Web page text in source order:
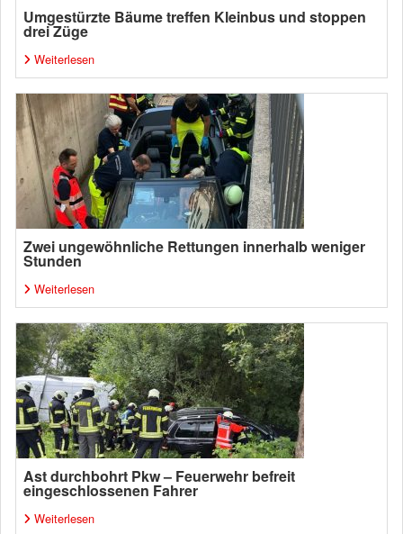
Umgestürzte Bäume treffen Kleinbus und stoppen
drei Züge
Weiterlesen
Zwei ungewöhnliche Rettungen innerhalb weniger
Stunden
Weiterlesen
Ast durchbohrt Pkw – Feuerwehr befreit
eingeschlossenen Fahrer
Weiterlesen